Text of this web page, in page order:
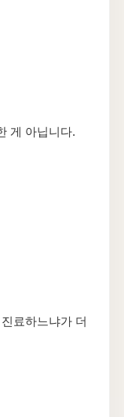
게 아닙니다.
료하느냐가 더